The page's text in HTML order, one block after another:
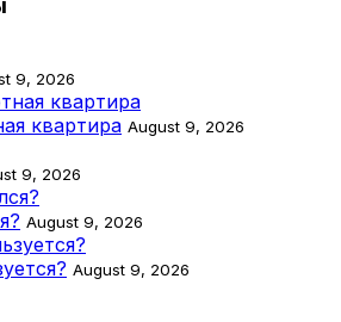
9, 2026
квартира August 9, 2026
9, 2026
August 9, 2026
August 9, 2026